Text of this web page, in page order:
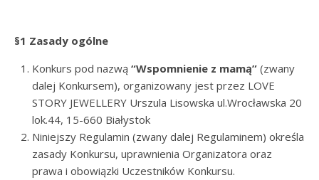
§1 Zasady ogólne
Konkurs pod nazwą “Wspomnienie z mamą” (zwany
dalej Konkursem), organizowany jest przez LOVE
STORY JEWELLERY Urszula Lisowska ul.Wrocławska 20
lok.44, 15-660 Białystok
Niniejszy Regulamin (zwany dalej Regulaminem) określa
zasady Konkursu, uprawnienia Organizatora oraz
prawa i obowiązki Uczestników Konkursu.